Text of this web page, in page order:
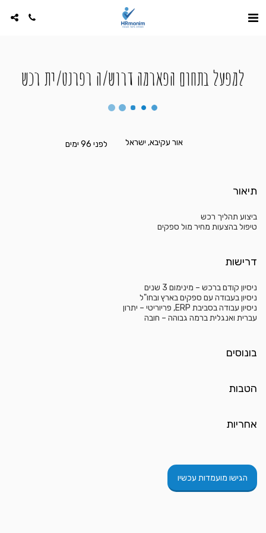
למפעל בתחום הפארמה דרוש/ה רפרנט/ית רכש
אור עקיבא, ישראל לפני 96 ימים
תיאור
ביצוע תהליך רכש
טיפול בהצעות מחיר מול ספקים
דרישות
ניסיון קודם ברכש – מינימום 3 שנים
ניסיון בעבודה עם ספקים בארץ ובחו"ל
ניסיון עבודה בסביבת ERP, פריוריטי – יתרון
עברית ואנגלית ברמה גבוהה – חובה
בונוסים
הטבות
אחריות
הגישו מועמדות עכשיו